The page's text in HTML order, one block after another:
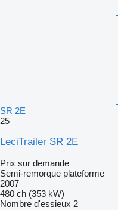
SR 2E
25
LeciTrailer SR 2E
Prix sur demande
Semi-remorque plateforme
2007
480 ch (353 kW)
Nombre d'essieux 2